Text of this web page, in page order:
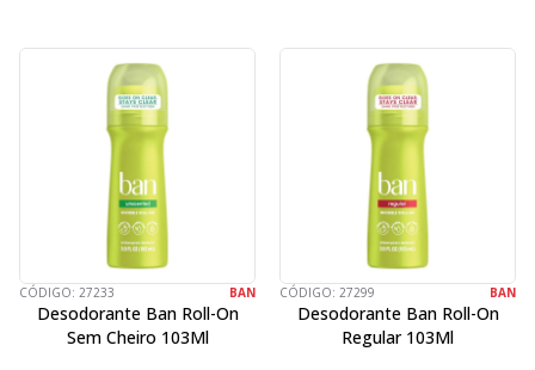
CÓDIGO: 27233 BAN
Desodorante Ban Roll-On
Sem Cheiro 103Ml
CÓDIGO: 27299 BAN
Desodorante Ban Roll-On
Regular 103Ml